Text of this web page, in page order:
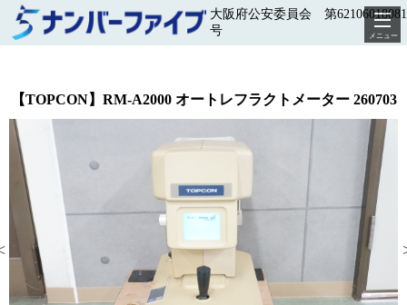
大阪府公安委員会 第
号
メニュー
【TOPCON】RM-A2000 オートレフラクトメーター 260703